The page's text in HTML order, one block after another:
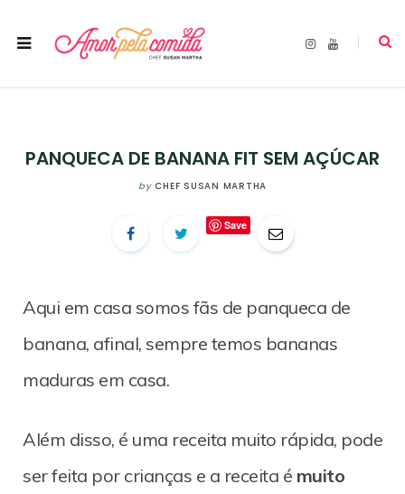
I
Y
PANQUECA DE BANANA FIT SEM AÇÚCAR
by CHEF SUSAN MARTHA
Save
Aqui em casa somos fãs de panqueca de
banana, afinal, sempre temos bananas
maduras em casa.
Além disso, é uma receita muito rápida, pode
ser feita por crianças e a receita é muito